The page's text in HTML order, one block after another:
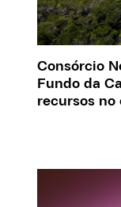
Consórcio
Fundo da
recursos no